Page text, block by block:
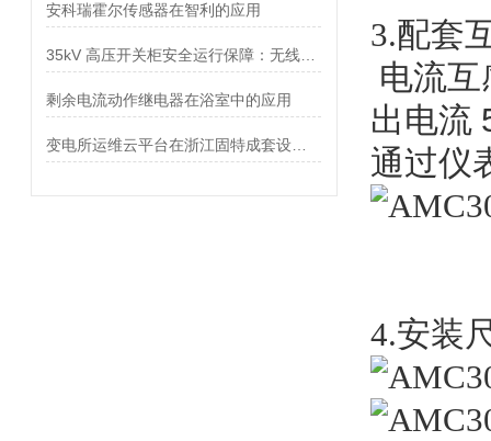
安科瑞霍尔传感器在智利的应用
剩余电流动作继电器在浴室中的应用
3.配套
电流
出电流
通过仪
4.安装